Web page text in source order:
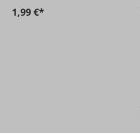
1,99 €*